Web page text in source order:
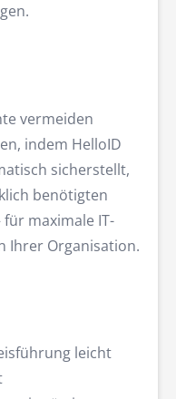
vermeiden
indem HelloID
sicherstellt,
benötigten
maximale IT-
Ihrer Organisation.
leicht